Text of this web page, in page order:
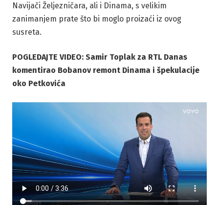
Navijači Željezničara, ali i Dinama, s velikim
zanimanjem prate što bi moglo proizaći iz ovog
susreta.
POGLEDAJTE VIDEO: Samir Toplak za RTL Danas
komentirao Bobanov remont Dinama i špekulacije
oko Petkovića